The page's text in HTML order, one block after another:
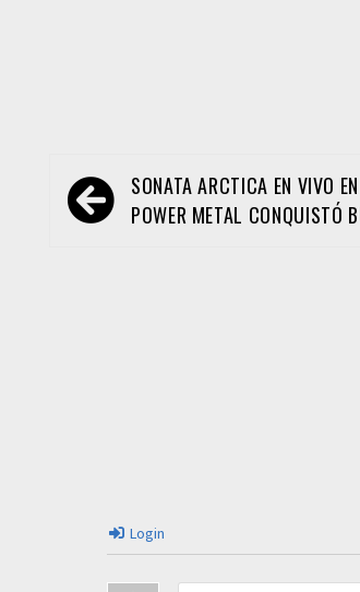
Navegación
de
SONATA ARCTICA EN VIVO
POWER METAL CONQUISTÓ
Login